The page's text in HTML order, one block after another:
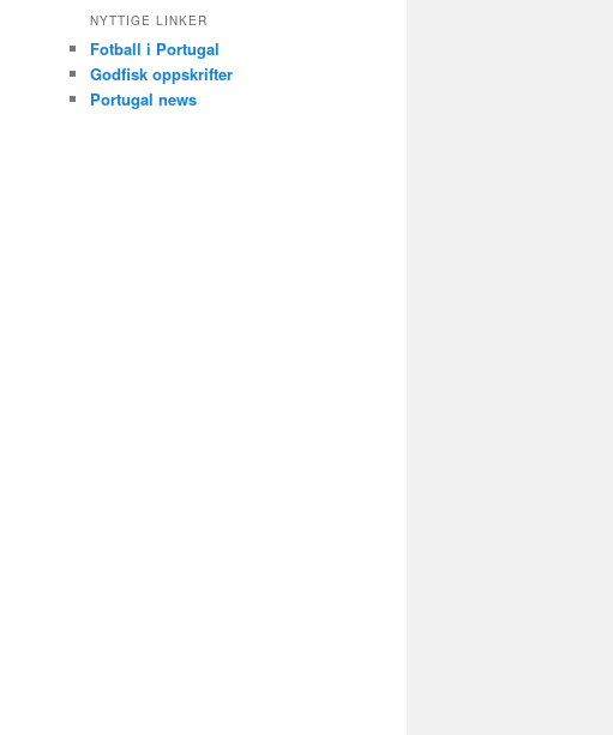
NYTTIGE LINKER
Fotball i Portugal
Godfisk oppskrifter
Portugal news